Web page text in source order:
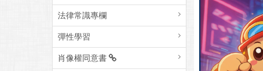
法律常識專欄
彈性學習
肖像權同意書